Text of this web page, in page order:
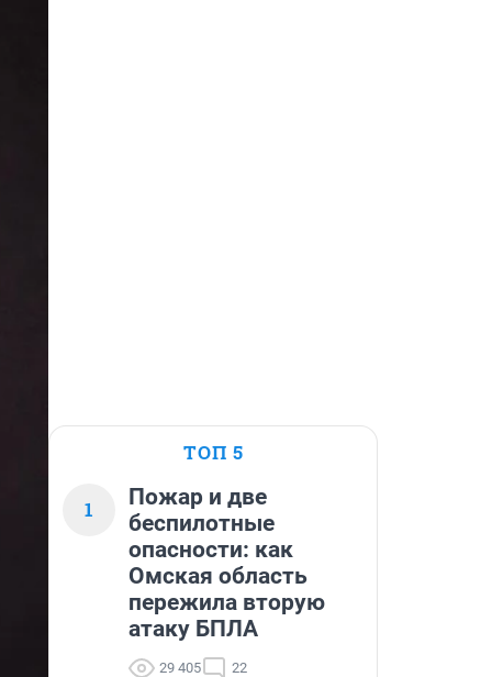
ТОП 5
1
Пожар и две
беспилотные
опасности: как
Омская область
пережила вторую
атаку БПЛА
29 405 22